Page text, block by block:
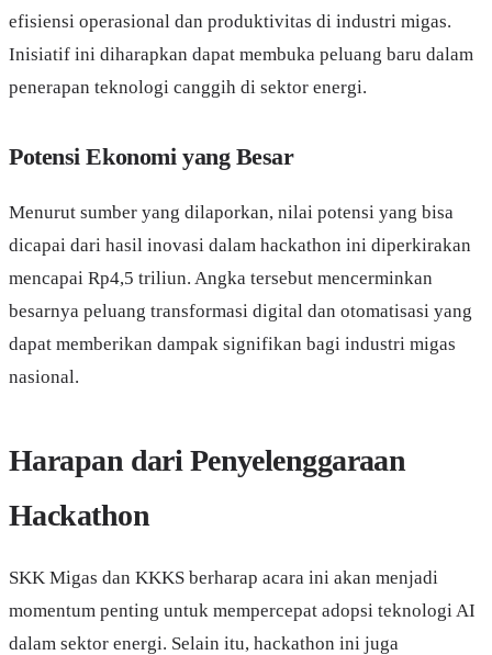
efisiensi operasional dan produktivitas di industri migas.
Inisiatif ini diharapkan dapat membuka peluang baru dalam
penerapan teknologi canggih di sektor energi.
Potensi Ekonomi yang Besar
Menurut sumber yang dilaporkan, nilai potensi yang bisa
dicapai dari hasil inovasi dalam hackathon ini diperkirakan
mencapai Rp4,5 triliun. Angka tersebut mencerminkan
besarnya peluang transformasi digital dan otomatisasi yang
dapat memberikan dampak signifikan bagi industri migas
nasional.
Harapan dari Penyelenggaraan
Hackathon
SKK Migas dan KKKS berharap acara ini akan menjadi
momentum penting untuk mempercepat adopsi teknologi AI
dalam sektor energi. Selain itu, hackathon ini juga